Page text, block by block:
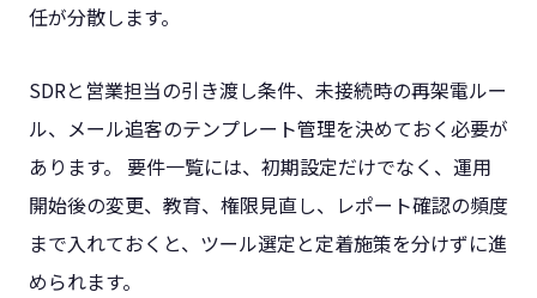
任が分散します。
SDRと営業担当の引き渡し条件、未接続時の再架電ルー
ル、メール追客のテンプレート管理を決めておく必要が
あります。 要件一覧には、初期設定だけでなく、運用
開始後の変更、教育、権限見直し、レポート確認の頻度
まで入れておくと、ツール選定と定着施策を分けずに進
められます。